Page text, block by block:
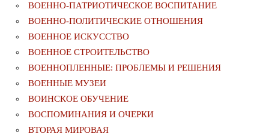
ВОЕННО-ПАТРИОТИЧЕСКОЕ ВОСПИТАНИЕ
ВОЕННО-ПОЛИТИЧЕСКИE ОТНОШЕНИЯ
ВОЕННОЕ ИСКУССТВО
ВОЕННОЕ СТРОИТЕЛЬСТВО
ВОЕННОПЛЕННЫЕ: ПРОБЛЕМЫ И РЕШЕНИЯ
ВОЕННЫЕ МУЗЕИ
ВОИНСКОЕ ОБУЧЕНИЕ
ВОСПОМИНАНИЯ И ОЧЕРКИ
ВТОРАЯ МИРОВАЯ